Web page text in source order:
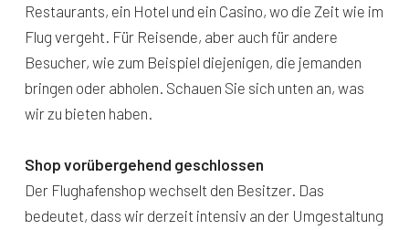
Restaurants, ein Hotel und ein Casino, wo die Zeit wie im
Flug vergeht. Für Reisende, aber auch für andere
Besucher, wie zum Beispiel diejenigen, die jemanden
bringen oder abholen. Schauen Sie sich unten an, was
wir zu bieten haben.
Shop vorübergehend geschlossen
Der Flughafenshop wechselt den Besitzer. Das
bedeutet, dass wir derzeit intensiv an der Umgestaltung